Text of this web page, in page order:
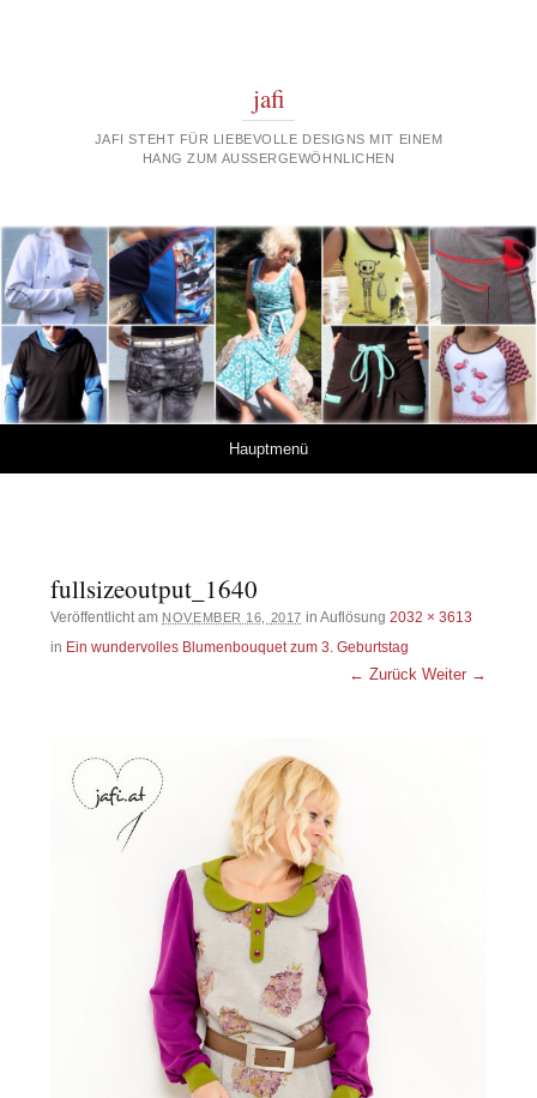
jafi
JAFI STEHT FÜR LIEBEVOLLE DESIGNS MIT EINEM
HANG ZUM AUSSERGEWÖHNLICHEN
Hauptmenü
fullsizeoutput_1640
Veröffentlicht am NOVEMBER 16, 2017 in Auflösung 2032 × 3613
in Ein wundervolles Blumenbouquet zum 3. Geburtstag
← Zurück Weiter →